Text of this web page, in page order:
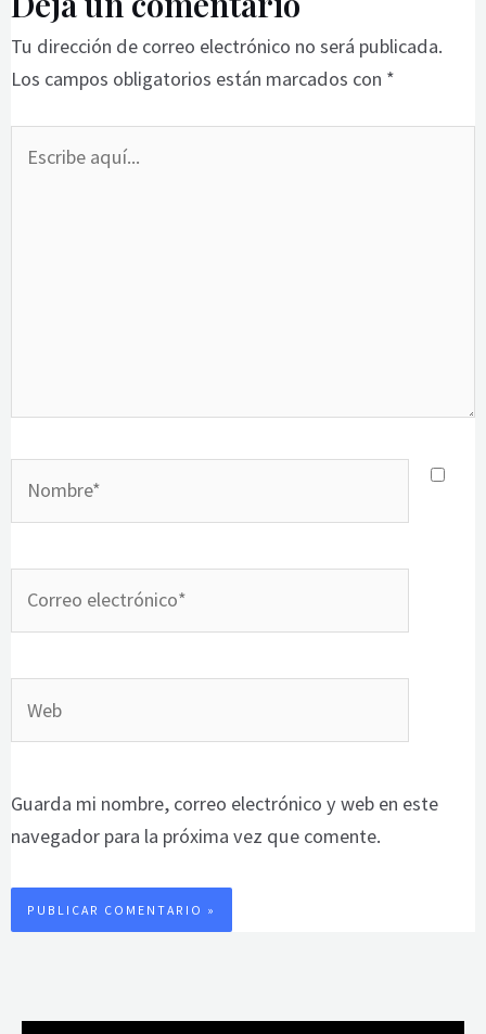
Tu dirección de correo electrónico no será publicada.
Los campos obligatorios están marcados con *
Guarda mi nombre, correo electrónico y web en este
navegador para la próxima vez que comente.